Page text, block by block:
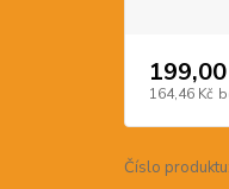
164,46 Kč
Číslo produktu: